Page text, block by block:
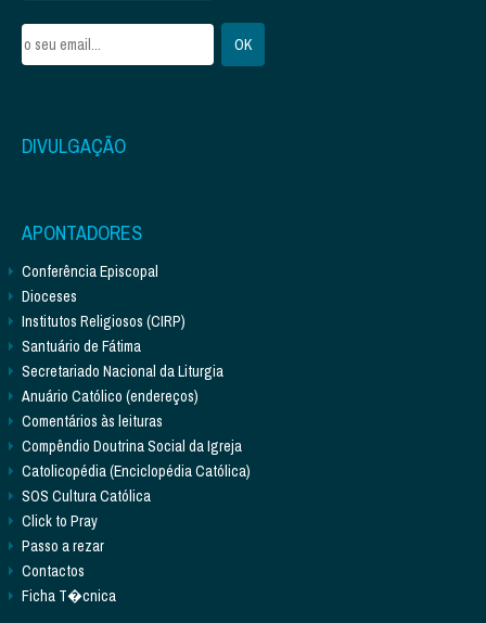
DIVULGAÇÃO
APONTADORES
Conferência Episcopal
Dioceses
Institutos Religiosos (CIRP)
Santuário de Fátima
Secretariado Nacional da Liturgia
Anuário Católico (endereços)
Comentários às leituras
Compêndio Doutrina Social da Igreja
Catolicopédia (Enciclopédia Católica)
SOS Cultura Católica
Click to Pray
Passo a rezar
Contactos
Ficha T�cnica